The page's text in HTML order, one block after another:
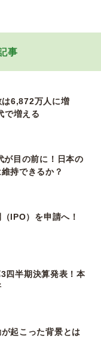
事
は6,872万人に増
で増える
が目の前に！日本の
持できるか？
IPO）を申請へ！
四半期決算発表！本
起こった背景とは